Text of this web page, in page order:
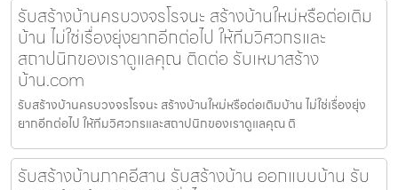
รับสร้างบ้านครบวงจรโรจนะ สร้างบ้านใหม่หรือต่อเติม
บ้าน ไม่ใช่เรื่องยุ่งยากอีกต่อไป ให้ทีมวิศวกรและ
สถาปนิกของเราดูแลคุณ ติดต่อ รับเหมาสร้าง
บ้าน.com
รับสร้างบ้านครบวงจรโรจนะ สร้างบ้านใหม่หรือต่อเติมบ้าน ไม่ใช่เรื่องยุ่ง
ยากอีกต่อไป ให้ทีมวิศวกรและสถาปนิกของเราดูแลคุณ ติ
รับสร้างบ้านภาคอีสาน รับสร้างบ้าน ออกแบบบ้าน รับ